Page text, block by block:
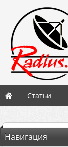
Статьи
Навигация